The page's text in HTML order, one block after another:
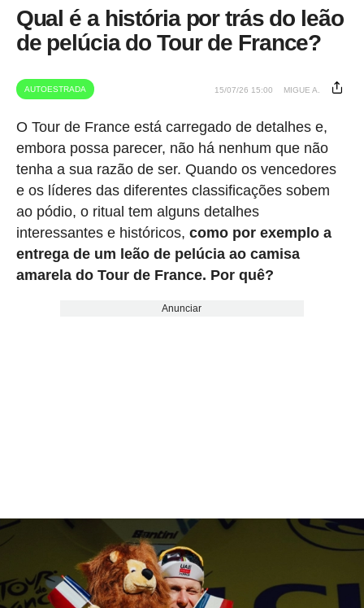
Qual é a história por trás do leão
de pelúcia do Tour de France?
AUTOESTRADA 15/07/26 15:00 MIGUE A.
O Tour de France está carregado de detalhes e,
embora possa parecer, não há nenhum que não
tenha a sua razão de ser. Quando os vencedores
e os líderes das diferentes classificações sobem
ao pódio, o ritual tem alguns detalhes
interessantes e históricos, como por exemplo a
entrega de um leão de pelúcia ao camisa
amarela do Tour de France. Por quê?
Anunciar